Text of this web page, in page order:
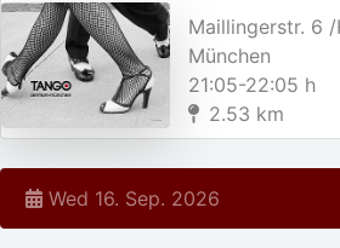
Maillingerstr. 6
München
21:05-22:05 h
2.53 km
Wed 16. Sep. 2026